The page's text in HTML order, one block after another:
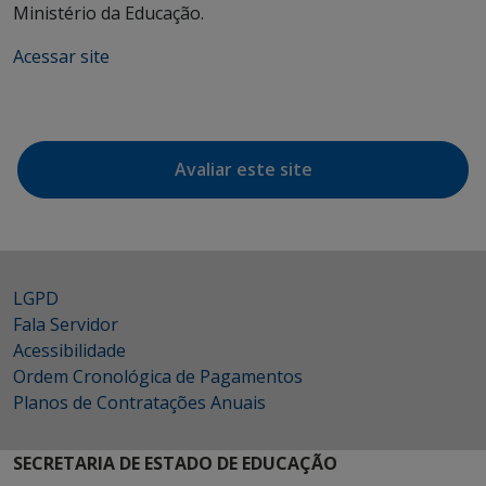
Ministério da Educação.
Acessar site
Avaliar este site
LGPD
Fala Servidor
Acessibilidade
Ordem Cronológica de Pagamentos
Planos de Contratações Anuais
SECRETARIA DE ESTADO DE EDUCAÇÃO